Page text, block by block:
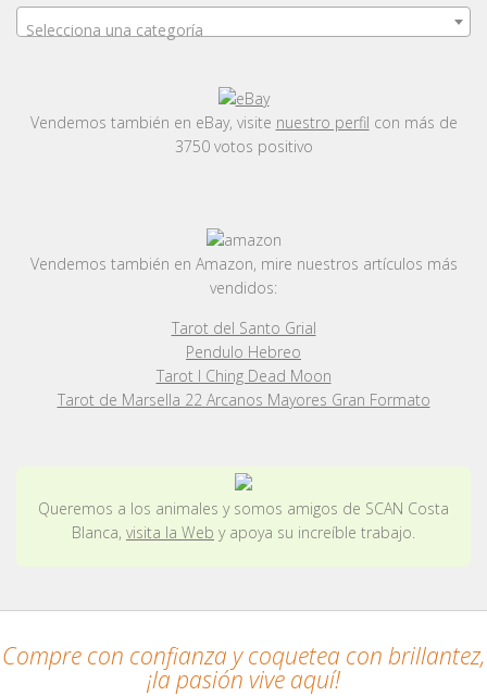
Selecciona una categoría
Vendemos también en eBay, visite nuestro perfil con más de
3750 votos positivo
Vendemos también en Amazon, mire nuestros artículos más
vendidos:
Tarot del Santo Grial
Pendulo Hebreo
Tarot I Ching Dead Moon
Tarot de Marsella 22 Arcanos Mayores Gran Formato
Queremos a los animales y somos amigos de SCAN Costa
Blanca, visita la Web y apoya su increíble trabajo.
Compre con confianza y coquetea con brillantez,
¡la pasión vive aquí!